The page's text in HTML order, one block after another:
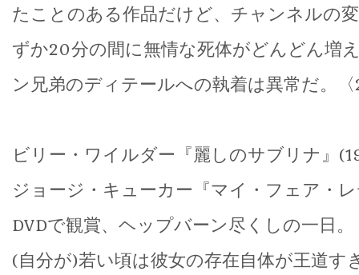
たことのある作品だけど、チャンネルの
ずか20分の間に無情な死体がどんどん増
ン兄弟のディテールへの執着は異常だ。〈
ビリー・ワイルダー『麗しのサブリナ』
ジョージ・キューカー『マイ・フェア・
DVDで観賞、ヘップバーン尽くしの一日。
(自分が)若い頃は彼女の存在自体が王道す